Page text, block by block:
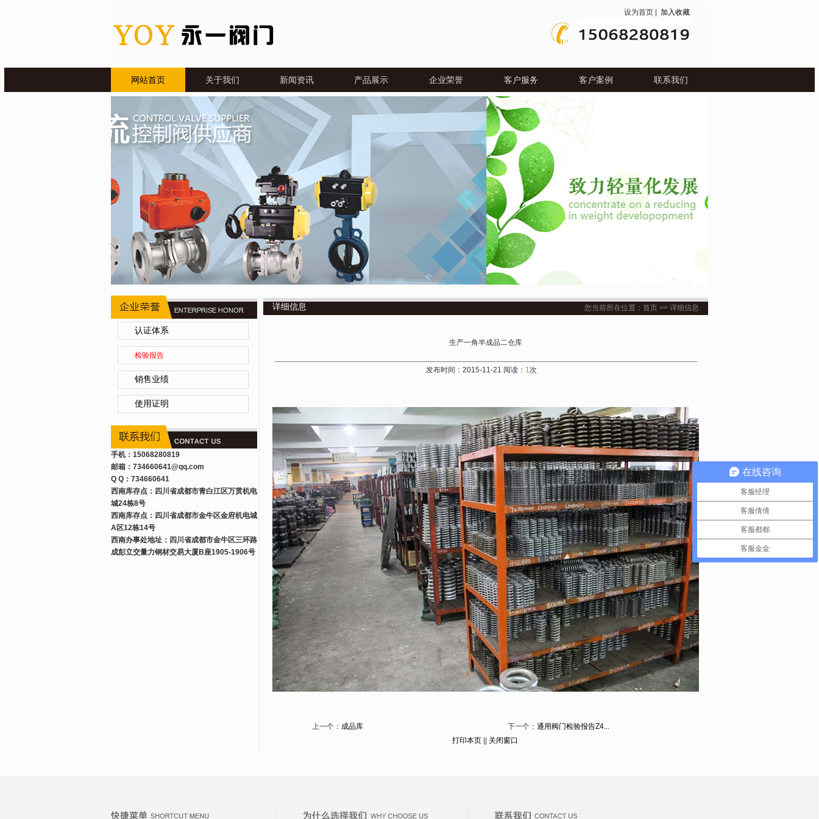
设为首页 加入收藏
网站首页 关于我们 新闻资讯 产品展示 企业荣誉 客户服务 客户案例 联系我们
认证体系
检验报告
销售业绩
使用证明
手机：15068280819
邮箱：734660641@qq.com
Q Q：734660641
西南库存点：四川省成都市青白江区万贯机电
城24栋8号
西南库存点：四川省成都市金牛区金府机电城
A区12栋14号
西南办事处地址：四川省成都市金牛区三环路
成彭立交量力钢材交易大厦B座1905-1906号
详细信息 您当前所在位置：首页 >> 详细信息
生产一角半成品二仓库
发布时间：2015-11-21 阅读： 1次
上一个： 成品库 下一个： 通用阀门检验报告Z4...
打印本页
关闭窗口
在线咨询
客服经理
客服倩倩
客服都都
客服金金